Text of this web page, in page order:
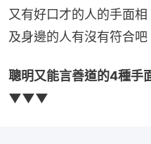
又有好口才的人的手面
及身邊的人有沒有符合吧
聰明又能言善道的4種手
▼▼▼